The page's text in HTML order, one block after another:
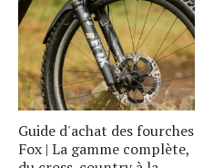
Guide d'achat des fourches
Fox | La gamme complète,